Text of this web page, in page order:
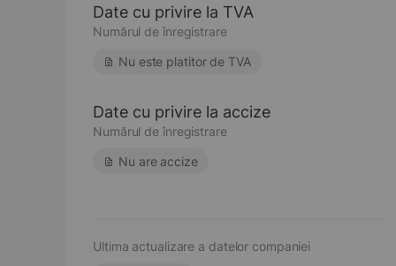
Date cu privire la TVA
Numărul de înregistrare
Nu este platitor de TVA
Date cu privire la accize
Numărul de înregistrare
Nu are accize
Ultima actualizare a datelor companiei